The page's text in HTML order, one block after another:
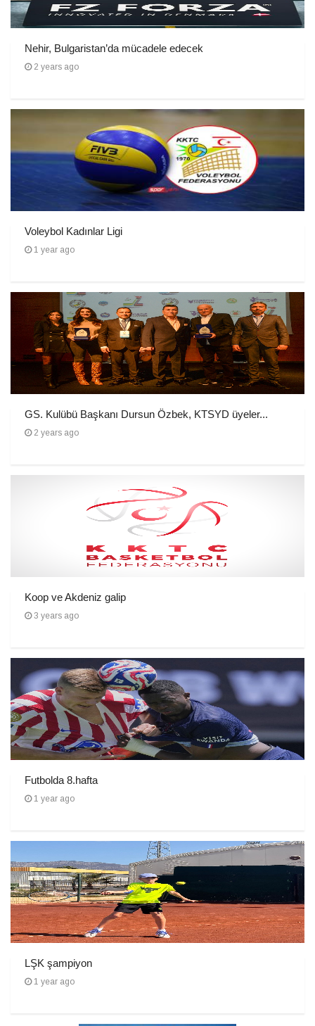
Nehir, Bulgaristan’da mücadele edecek
2 years ago
Voleybol Kadınlar Ligi
1 year ago
GS. Kulübü Başkanı Dursun Özbek, KTSYD üyeler...
2 years ago
Koop ve Akdeniz galip
3 years ago
Futbolda 8.hafta
1 year ago
LŞK şampiyon
1 year ago